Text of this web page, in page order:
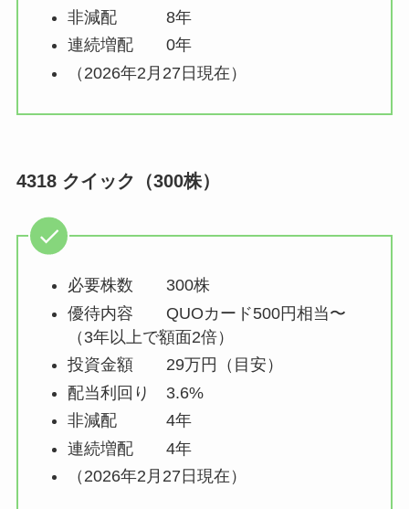
非減配 8年
連続増配 0年
（2026年2月27日現在）
4318 クイック（300株）
必要株数 300株
優待内容 QUOカード500円相当〜
（3年以上で額面2倍）
投資金額 29万円（目安）
配当利回り 3.6%
非減配 4年
連続増配 4年
（2026年2月27日現在）